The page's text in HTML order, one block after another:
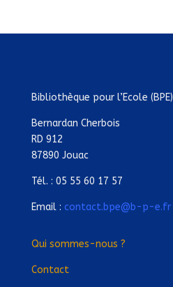
Bibliothèque pour l’Ecole (BPE)
Bernardan Cherbois
RD 912
87890 Jouac
Tél. : 05 55 60 17 57
Email : contact.bpe@b-p-e.fr
Qui sommes-nous ?
Contact